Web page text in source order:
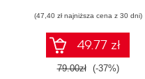
modelach
językowych w
praktyce
(47,40 zł najniższa cena z 30 dni)
49.77 zł
79.00zł (-37%)